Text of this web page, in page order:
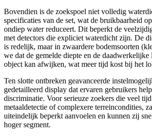
Bovendien is de zoekspoel niet volledig
specificaties van de set, wat de bruikbaarheid
ondiep water reduceert. Dit beperkt de
met detectors die expliciet waterdicht zijn. De
is redelijk, maar in zwaardere bodemsoorten
we dat de gemelde diepte en de
object kan afwijken, wat meer tijd kost bij het
Ten slotte ontbreken geavanceerde
gedetailleerd display dat ervaren gebruikers
discriminatie. Voor serieuze zoekers die veel tijd
metaaldetectie of complexere terreincondities,
uiteindelijk beperkt aanvoelen en kunnen zij
hoger segment.